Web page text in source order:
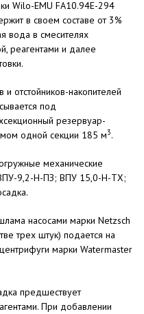
Wilo-EMU FA10.94Е-294
в своем составе от 3%
вода в смесителях
реагентами и далее
и отстойников-накопителей
под
резервуар-
одной секции 185 м3.
механические
9,2-Н-ПЗ; ВПУ 15,0-Н-ТХ;
насосами марки Netzsch
трех штук) подается на
марки Watermaster
предшествует
При добавлении